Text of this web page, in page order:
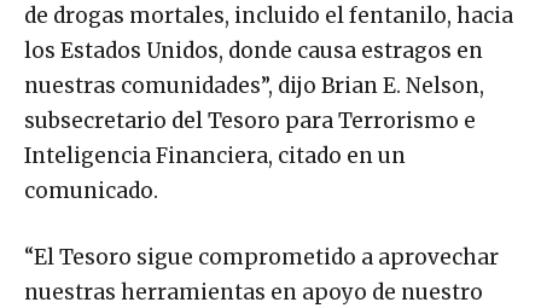
de drogas mortales, incluido el fentanilo, hacia
los Estados Unidos, donde causa estragos en
nuestras comunidades”, dijo Brian E. Nelson,
subsecretario del Tesoro para Terrorismo e
Inteligencia Financiera, citado en un
comunicado.
“El Tesoro sigue comprometido a aprovechar
nuestras herramientas en apoyo de nuestro